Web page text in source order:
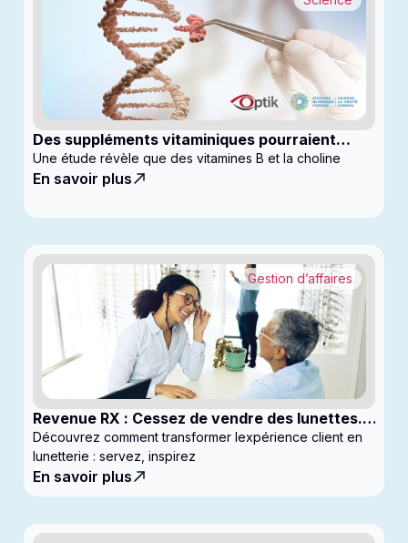
Des suppléments vitaminiques pourraient
ralentir la progression du glaucome
Une étude révèle que des vitamines B et la choline
En savoir plus
Revenue RX : Cessez de vendre des lunettes.
Commencez à générer des profits
Gestion d’affaires
Découvrez comment transformer lexpérience client en
lunetterie : servez, inspirez
En savoir plus